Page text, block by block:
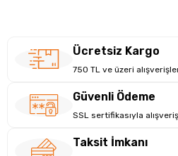
Ücretsiz Kargo
750 TL ve üzeri
Güvenli Ödeme
SSL sertifikasıyla
Taksit İmkanı